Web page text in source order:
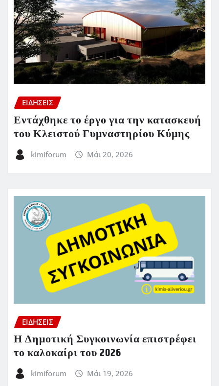
ΕΙΔΗΣΕΙΣ
Εντάχθηκε το έργο για την κατασκευή
του Κλειστού Γυμναστηρίου Κύμης
kimiforum Μάι 20, 2026
ΕΙΔΗΣΕΙΣ
Η Δημοτική Συγκοινωνία επιστρέφει
το καλοκαίρι του 2026
kimiforum Μάι 19, 2026